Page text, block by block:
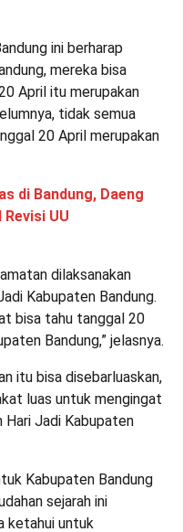
ini berharap
mereka bisa
April itu merupakan
tidak semua
20 April merupakan
di Bandung, Daeng
UU
dilaksanakan
Kabupaten Bandung.
bisa tahu tanggal 20
Bandung,” jelasnya.
itu bisa disebarluaskan,
luas untuk mengingat
Hari Jadi Kabupaten
Kabupaten Bandung
sejarah ini
ketahui untuk